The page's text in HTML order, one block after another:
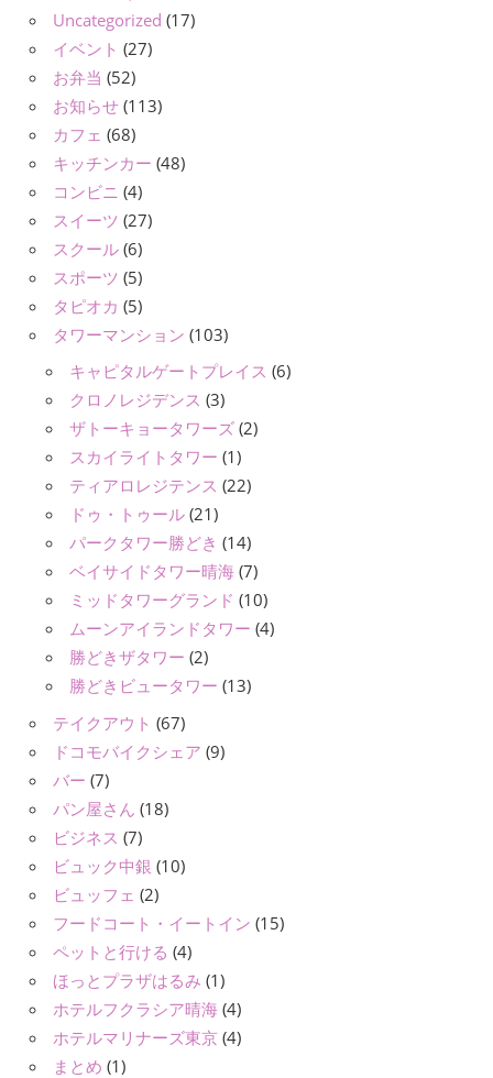
Uncategorized (17)
イベント (27)
お弁当 (52)
お知らせ (113)
カフェ (68)
キッチンカー (48)
コンビニ (4)
スイーツ (27)
スクール (6)
スポーツ (5)
タピオカ (5)
タワーマンション (103)
キャピタルゲートプレイス (6)
クロノレジデンス (3)
ザトーキョータワーズ (2)
スカイライトタワー (1)
ティアロレジテンス (22)
ドゥ・トゥール (21)
パークタワー勝どき (14)
ベイサイドタワー晴海 (7)
ミッドタワーグランド (10)
ムーンアイランドタワー (4)
勝どきザタワー (2)
勝どきビュータワー (13)
テイクアウト (67)
ドコモバイクシェア (9)
バー (7)
パン屋さん (18)
ビジネス (7)
ビュック中銀 (10)
ビュッフェ (2)
フードコート・イートイン (15)
ペットと行ける (4)
ほっとプラザはるみ (1)
ホテルフクラシア晴海 (4)
ホテルマリナーズ東京 (4)
まとめ (1)